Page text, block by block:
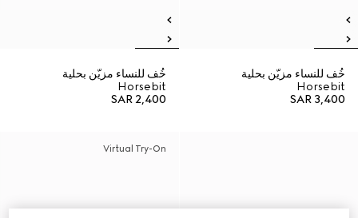
خُف للنساء مزيّن بحلية
Horsebit
SAR 3,400
خُف للنساء مزيّن بحلية
Horsebit
SAR 2,400
Virtual Try-On